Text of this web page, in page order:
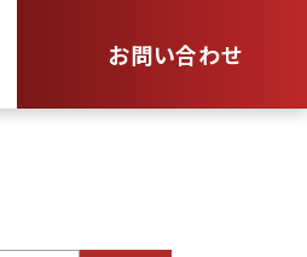
お問い合わせ